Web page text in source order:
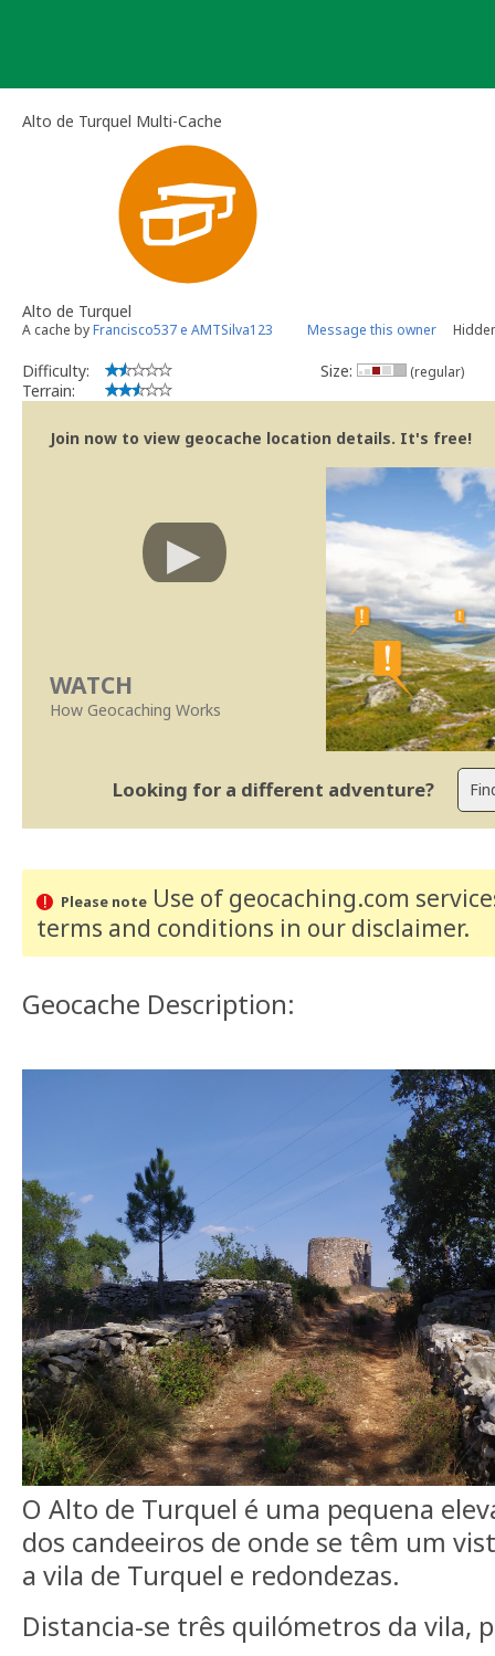
Alto de Turquel Multi-Cache
Alto de Turquel
A cache byFrancisco537 e AMTSilva123 Message this owner
Difficulty:
Terrain:
Size: (regular)
Join now to view geocache location details. It's free!
WATCH
How Geocaching Works
Looking for a different adventure?
Please noteUse of geocaching.com
terms and conditions in our disclaimer.
Geocache Description:
O Alto de Turquel é uma pequena
dos candeeiros de onde se têm um
a vila de Turquel e redondezas.
Distancia-se três quilómetros da vila,